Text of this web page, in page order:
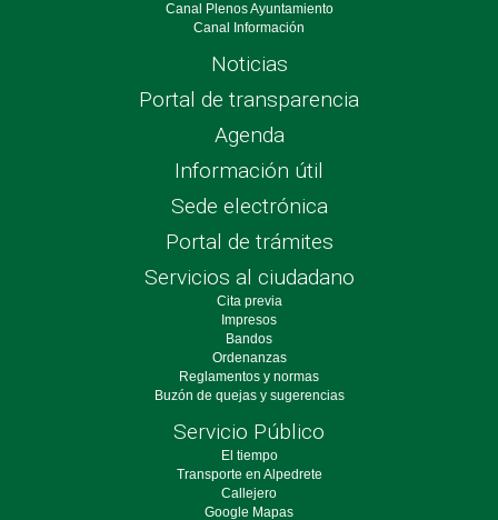
Canal Plenos Ayuntamiento
Canal Información
Noticias
Portal de transparencia
Agenda
Información útil
Sede electrónica
Portal de trámites
Servicios al ciudadano
Cita previa
Impresos
Bandos
Ordenanzas
Reglamentos y normas
Buzón de quejas y sugerencias
Servicio Público
El tiempo
Transporte en Alpedrete
Callejero
Google Mapas